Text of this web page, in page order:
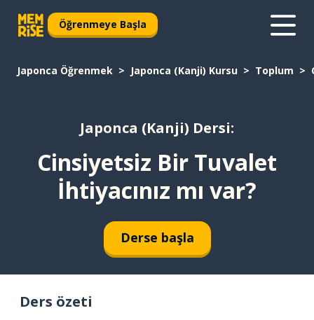
Öğrenmeye Başla
Japonca Öğrenmek Japonca (Kanji) Kursu Toplum
Japonca (Kanji) Dersi:
Cinsiyetsiz Bir Tuvalet
İhtiyacınız mı var?
Derse başla
Ders özeti